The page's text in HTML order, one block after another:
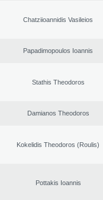
Chatziioannidis Vasileios
Papadimopoulos Ioannis
Stathis Theodoros
Damianos Theodoros
Kokelidis Theodoros (Roulis)
Pottakis Ioannis